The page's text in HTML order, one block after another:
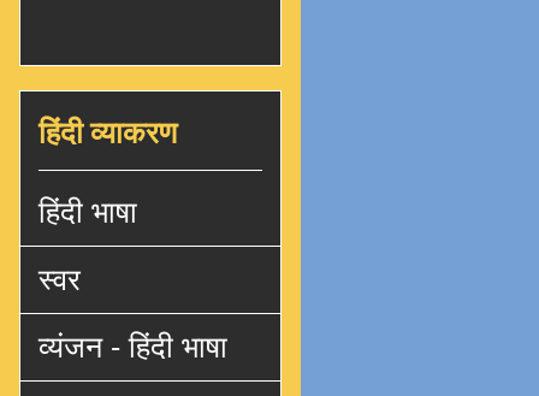
हिंदी व्याकरण
हिंदी भाषा
स्वर
व्यंजन - हिंदी भाषा